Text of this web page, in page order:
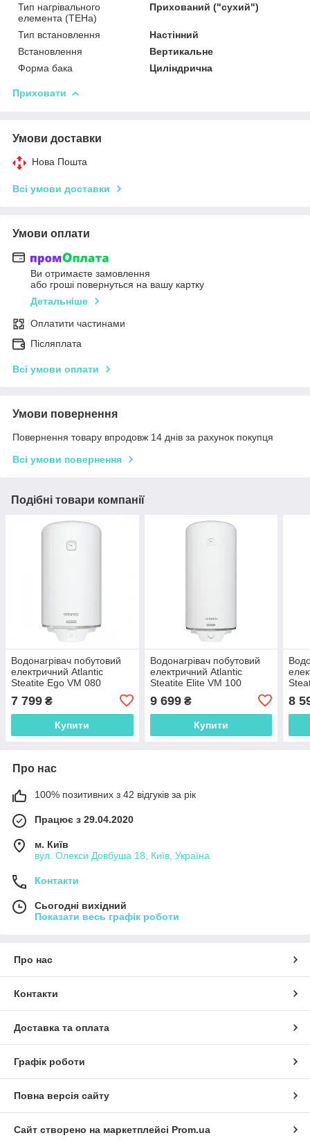
Тип нагрівального
елемента (ТЕНа)
Прихований ("сухий")
Тип встановлення
Настінний
Встановлення
Вертикальне
Форма бака
Циліндрична
Приховати
Умови доставки
Нова Пошта
Всі умови доставки
Умови оплати
Ви отримаєте замовлення
або гроші повернуться на вашу картку
Детальніше
Оплатити частинами
Післяплата
Всі умови оплати
Умови повернення
Повернення товару впродовж 14 днів за рахунок покупця
Всі умови повернення
Подібні товари компанії
Водонагрівач побутовий
електричний Atlantic
Steatite Ego VM 080
851427
7 799 ₴
Купити
Водонагрівач побутовий
електричний Atlantic
Steatite Elite VM 100
861376
9 699₴
Купити
8
Про нас
100% позитивних з 42 відгуків за рік
Працює з 29.04.2020
м. Київ
вул. Олекси Довбуша 18, Київ, Україна
Контакти
Сьогодні вихідний
Показати весь графік роботи
Про нас
Контакти
Доставка та оплата
Графік роботи
Повна версія сайту
Сайт створено на маркетплейсі Prom.ua